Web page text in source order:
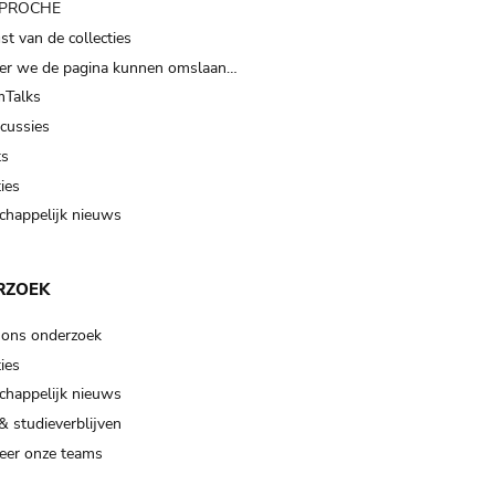
van de collecties
we de pagina kunnen omslaan…
nieuws
onderzoek
nieuws
studieverblijven
onze teams